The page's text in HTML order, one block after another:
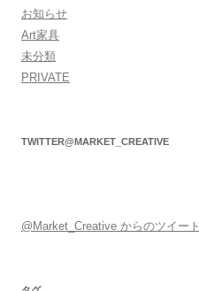
お知らせ
Art家具
未分類
PRIVATE
TWITTER@MARKET_CREATIVE
@Market_Creative からのツイート